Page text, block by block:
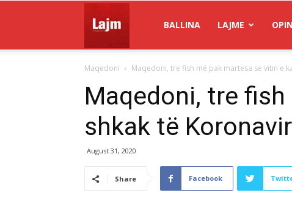
Lajm
BALLINA LAJME
Maqedoni Maqedoni, tre fish më pak martesa se vitin e
Maqedoni, tre
shkak të
August 31, 2020
Share Facebook